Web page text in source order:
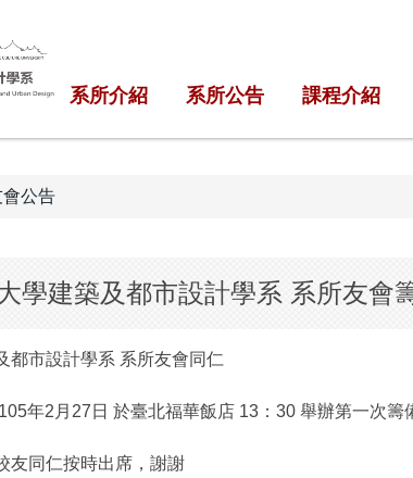
系所介紹 系所公告 課程介紹
公告
學建築及都市設計學系 系所友會
都市設計學系 系所友會同仁
年2月27日 於臺北福華飯店 13：30 舉辦第一次籌
友同仁按時出席，謝謝